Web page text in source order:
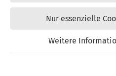
Nur essenzielle
Weitere
Ort: 7407 Rudolstadt-